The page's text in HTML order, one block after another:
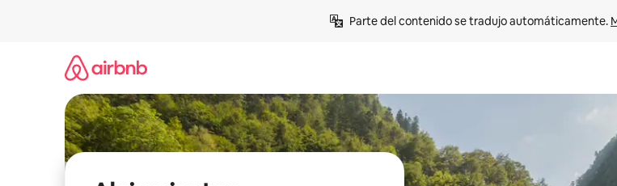
Parte del contenido se tradujo automáticamente.